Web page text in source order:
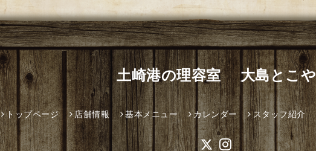
土崎港の理容室 大島とこや
トップページ 店舗情報 基本メニュー カレンダー スタッフ紹介